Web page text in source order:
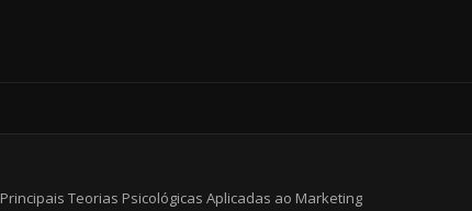
Principais Teorias Psicológicas Aplicadas ao Marketing